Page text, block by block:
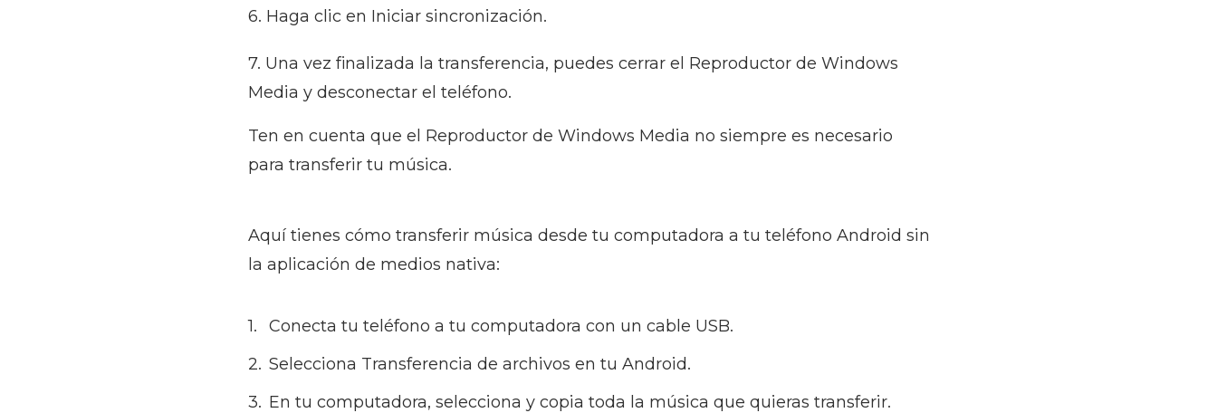
6. Haga clic en Iniciar sincronización.
7. Una vez finalizada la transferencia, puedes cerrar el Reproductor de Windows
Media y desconectar el teléfono.
Ten en cuenta que el Reproductor de Windows Media no siempre es necesario
para transferir tu música.
Aquí tienes cómo transferir música desde tu computadora a tu teléfono Android sin
la aplicación de medios nativa:
Conecta tu teléfono a tu computadora con un cable USB.
Selecciona Transferencia de archivos en tu Android.
En tu computadora, selecciona y copia toda la música que quieras transferir.